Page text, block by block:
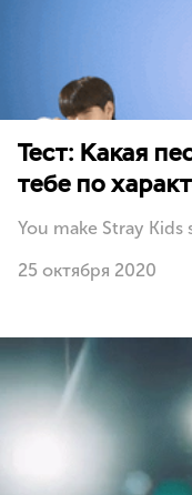
Тест: Какая
тебе по
You make Stray Kids
25 октября 2020